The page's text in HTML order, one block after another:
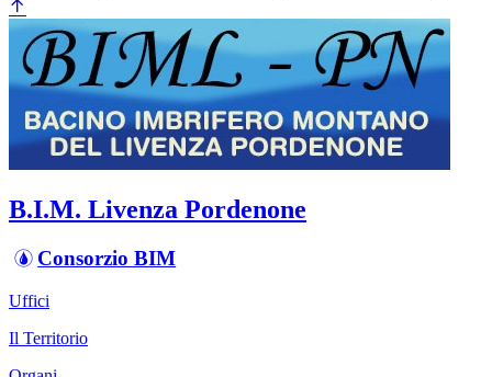
B.I.M. Livenza Pordenone
Consorzio BIM
Uffici
Il Territorio